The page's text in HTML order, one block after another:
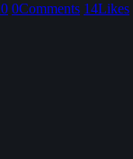
0Comments 14Likes